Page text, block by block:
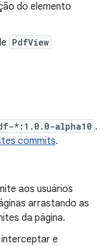
do elemento
PdfView
*:1.0.0-alpha10 .
commits.
aos usuários
arrastando as
da página.
e